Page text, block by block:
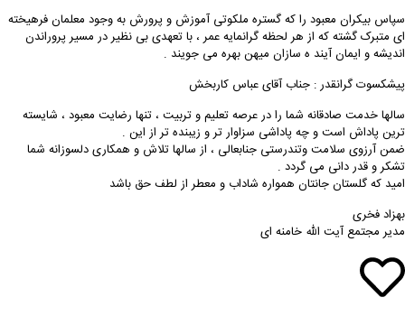
سپاس بیکران معبود را که گستره ملکوتی آموزش و پرورش به وجود معلمان فرهیخته
ای متبرک گشته که از هر لحظه گرانمایه عمر ، با تعهدی بی نظیر در مسیر پروراندن
اندیشه و ایمان آیند ه سازان میهن بهره می جویند .
پیشکسوت گرانقدر : جناب آقای عباس کاربخش
سالها خدمت صادقانه شما را در عرصه تعلیم و تربیت ، تنها رضایت معبود ، شایسته
ترین پاداش است و چه پاداشی سزاوار تر و زیبنده تر از این .
ضمن آرزوی سلامت وتندرستی جنابعالی ، از سالها تلاش و همکاری دلسوزانه شما
تشکر و قدر دانی می گردد .
امید که گلستان جانتان همواره شاداب و معطر از لطف حق باشد
بهزاد فخری
مدیر مجتمع آیت الله خامنه ای